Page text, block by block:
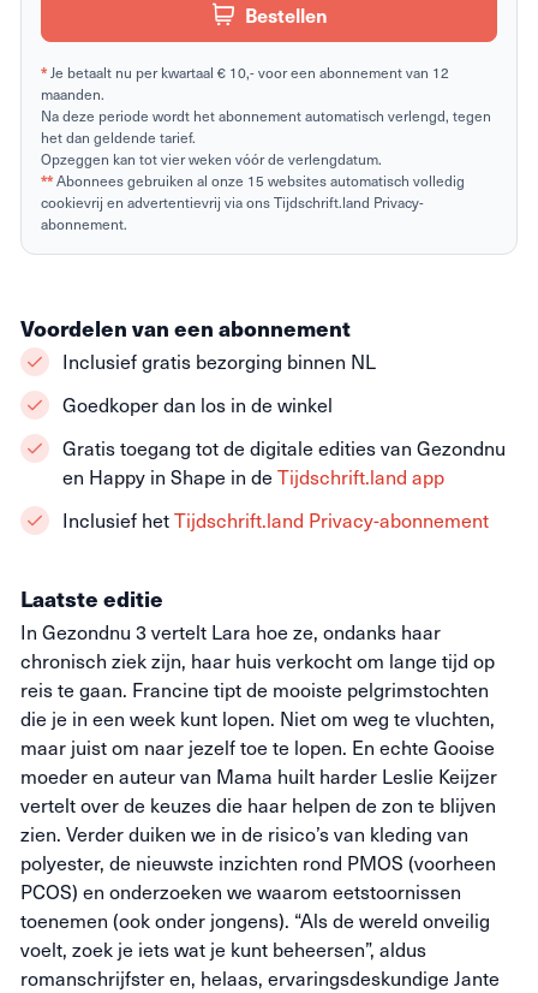
Bestellen
* Je betaalt nu per kwartaal € 10,- voor een abonnement van 12
maanden.
Na deze periode wordt het abonnement automatisch verlengd, tegen
het dan geldende tarief.
Opzeggen kan tot vier weken vóór de verlengdatum.
**Abonnees gebruiken al onze 15 websites automatisch volledig
cookievrij en advertentievrij via ons Tijdschrift.land Privacy-
abonnement.
Laatste editie
In Gezondnu 3 vertelt Lara hoe ze, ondanks haar
chronisch ziek zijn, haar huis verkocht om lange tijd op
reis te gaan. Francine tipt de mooiste pelgrimstochten
die je in een week kunt lopen. Niet om weg te vluchten,
maar juist om naar jezelf toe te lopen. En echte Gooise
moeder en auteur van Mama huilt harder Leslie Keijzer
vertelt over de keuzes die haar helpen de zon te blijven
zien. Verder duiken we in de risico’s van kleding van
polyester, de nieuwste inzichten rond PMOS (voorheen
PCOS) en onderzoeken we waarom eetstoornissen
toenemen (ook onder jongens). “Als de wereld onveilig
voelt, zoek je iets wat je kunt beheersen”, aldus
romanschrijfster en, helaas, ervaringsdeskundige Jante
Voordelen van een abonnement
Inclusief gratis bezorging binnen NL
Goedkoper dan los in de winkel
Gratis toegang tot de digitale edities van Gezondnu
en Happy in Shape in de Tijdschrift.land app
Inclusief hetTijdschrift.land Privacy-abonnement